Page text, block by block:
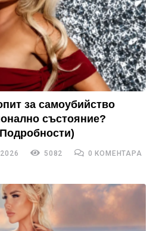
за самоубийство
състояние?
5082 0 КОМЕНТАРА